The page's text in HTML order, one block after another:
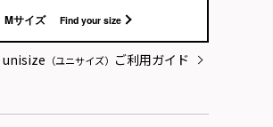
Mサイズ Find your size
unisize （ユニサイズ） ご利用ガイド